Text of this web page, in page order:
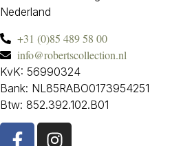
Nederland
+31 (0)85 489 58 00
info@robertscollection.nl
KvK: 56990324
Bank: NL85RABO0173954251
Btw: 852.392.102.B01